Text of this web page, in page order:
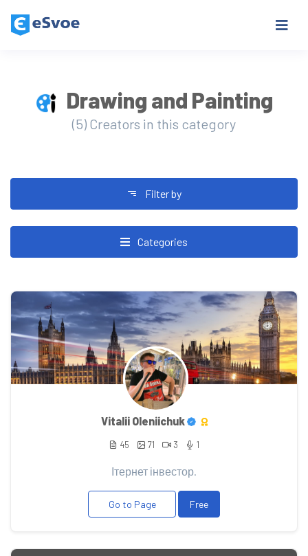
Drawing and Painting
(5) Creators in this category
Filter by
Categories
Vitalii Oleniichuk
45 71 3 1
Ітернет інвестор.
Go to Page Free